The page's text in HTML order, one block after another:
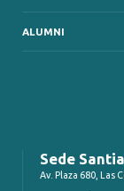
ALUMNI
Sede
Av. Plaza 680, Las